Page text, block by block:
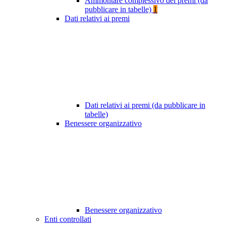
pubblicare in tabelle) 1
Dati relativi ai premi
Dati relativi ai premi (da pubblicare in
tabelle)
Benessere organizzativo
Benessere organizzativo
Enti controllati